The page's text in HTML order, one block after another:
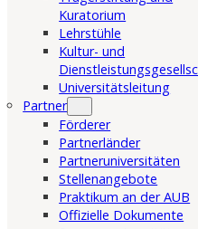
Kuratorium
Lehrstühle
Kultur- und
Universitätsleitung
Partner
Förderer
Partnerländer
Partneruniversitäten
Stellenangebote
Praktikum an der AUB
Offizielle Dokumente